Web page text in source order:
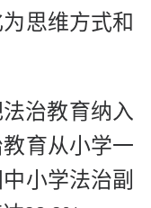
思维方式和
治教育纳入
育从小学一
小学法治副